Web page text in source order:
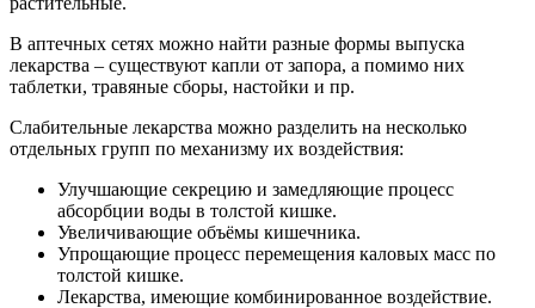
В аптечных сетях можно найти разные формы выпуска
лекарства – существуют капли от запора, а помимо них
таблетки, травяные сборы, настойки и пр.
Слабительные лекарства можно разделить на несколько
отдельных групп по механизму их воздействия:
Улучшающие секрецию и замедляющие процесс
абсорбции воды в толстой кишке.
Увеличивающие объёмы кишечника.
Упрощающие процесс перемещения каловых масс по
толстой кишке.
Лекарства, имеющие комбинированное воздействие.